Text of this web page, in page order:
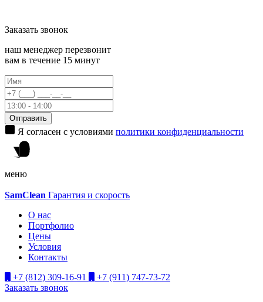
Заказать звонок
наш менеджер перезвонит
вам в течение 15 минут
Отправить
Я согласен с условиями политики конфиденциальности
меню
SamClean Гарантия и скорость
О нас
Портфолио
Цены
Условия
Контакты
+7 (812) 309-16-91
+7 (911) 747-73-72
Заказать звонок